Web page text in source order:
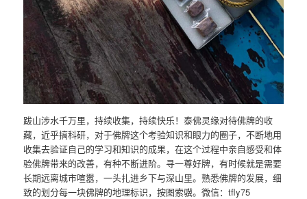
跋山涉水千万里，持续收集，持续快乐！泰佛灵缘对待佛牌的收
藏，近乎搞科研，对于佛牌这个考验知识和眼力的圈子，不断地用
收集去验证自己的学习和知识的成果，在这个过程中亲自感受和体
验佛牌带来的改善，有种不断进阶。寻一尊好牌，有时候就是需要
长期远离城市喧嚣，一头扎进乡下与深山里。熟悉佛牌的发展，细
致的划分每一块佛牌的地理标识，按图索骥。微信：tfly75